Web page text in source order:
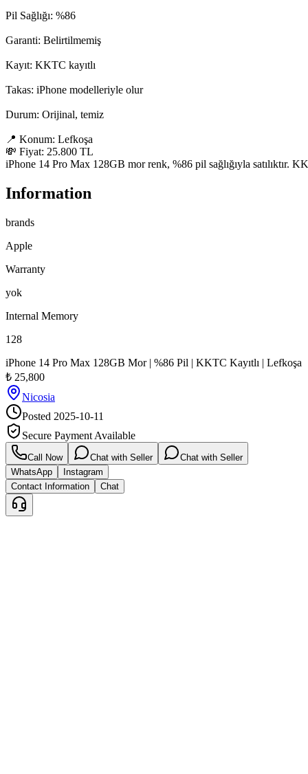
Pil Sağlığı: %86
Garanti: Belirtilmemiş
Kayıt: KKTC kayıtlı
Takas: iPhone modelleriyle olur
Durum: Orijinal, temiz
📍 Konum: Lefkoşa
💸 Fiyat: 25.800 TL
iPhone 14 Pro Max 128GB mor renk, %86 pil sağlığıyla satılıktır.
Information
brands
Apple
Warranty
yok
Internal Memory
128
iPhone 14 Pro Max 128GB Mor | %86 Pil | KKTC Kayıtlı | Lefkoşa
₺ 25,800
Nicosia
Posted 2025-10-11
Secure Payment Available
Call Now Chat with Seller
Chat with Seller
WhatsApp
Instagram
Contact Information
Chat